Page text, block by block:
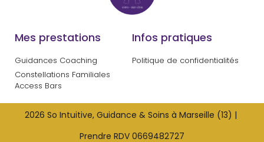
Mes prestations
Guidances Coaching
Constellations Familiales
Access Bars
Infos pratiques
Politique de confidentialités
2026 So Intuitive, Guidance & Soins à Marseille (13) |
Prendre RDV 0669482727